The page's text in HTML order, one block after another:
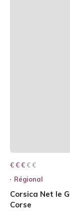
€ € € € €
€ € €
Régional
Corsica Net le
Corse